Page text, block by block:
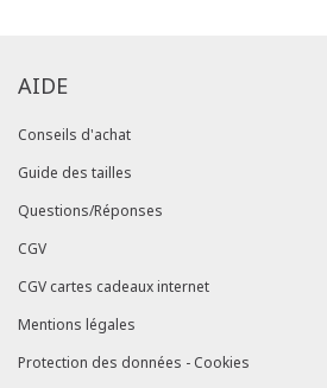
AIDE
Conseils d'achat
Guide des tailles
Questions/Réponses
CGV
CGV cartes cadeaux internet
Mentions légales
Protection des données - Cookies